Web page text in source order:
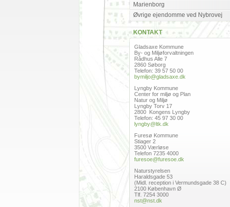
Marienborg
Øvrige ejendomme ved Nybrovej
KONTAKT
Gladsaxe Kommune
By- og Miljøforvaltningen
Rådhus Alle 7
2860 Søborg
Telefon: 39 57 50 00
bymiljo@gladsaxe.dk
Lyngby Kommune
Center for miljø og Plan
Natur og Miljø
Lyngby Torv 17
2800 Kongens Lyngby
Telefon: 45 97 30 00
lyngby@ltk.dk
Furesø Kommune
Stiager 2
3500 Værløse
Telefon 7235 4000
furesoe@furesoe.dk
Naturstyrelsen
Haraldsgade 53
(Midl. reception i Vermundsgade 38 C)
2100 København Ø
Tlf. 7254 3000
nst@nst.dk